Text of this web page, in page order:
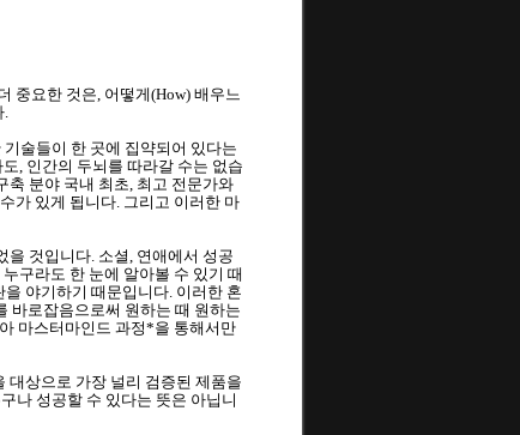
중요한 것은, 어떻게(How) 배우느
술들이 한 곳에 집약되어 있다는
, 인간의 두뇌를 따라갈 수는 없습
축 분야 국내 최초, 최고 전문가와
가 있게 됩니다. 그리고 이러한 마
을 것입니다. 소셜, 연애에서 성공
구라도 한 눈에 알아볼 수 있기 때
야기하기 때문입니다. 이러한 혼
바로잡음으로써 원하는 때 원하는
마스터마인드 과정*을 통해서만
대상으로 가장 널리 검증된 제품을
나 성공할 수 있다는 뜻은 아닙니